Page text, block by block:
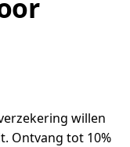
willen
Ontvang tot 10%